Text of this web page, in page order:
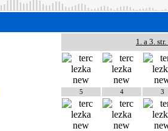
1. a 3.
5 4 3